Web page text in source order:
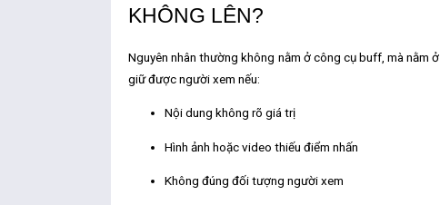
KHÔNG LÊN?
Nguyên nhân thường không nằm ở công cụ buff, mà nằm ở
giữ được người xem nếu:
Nội dung không rõ giá trị
Hình ảnh hoặc video thiếu điểm nhấn
Không đúng đối tượng người xem